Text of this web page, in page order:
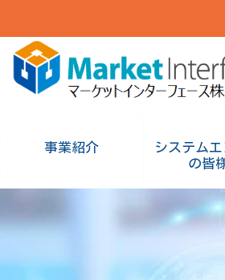
事業紹介
システム
の皆